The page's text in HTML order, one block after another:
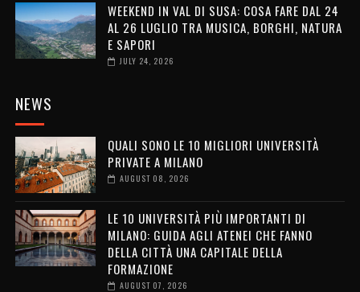
WEEKEND IN VAL DI SUSA: COSA FARE DAL 24
AL 26 LUGLIO TRA MUSICA, BORGHI, NATURA
E SAPORI
JULY 24, 2026
NEWS
QUALI SONO LE 10 MIGLIORI UNIVERSITÀ
PRIVATE A MILANO
AUGUST 08, 2026
LE 10 UNIVERSITÀ PIÙ IMPORTANTI DI
MILANO: GUIDA AGLI ATENEI CHE FANNO
DELLA CITTÀ UNA CAPITALE DELLA
FORMAZIONE
AUGUST 07, 2026